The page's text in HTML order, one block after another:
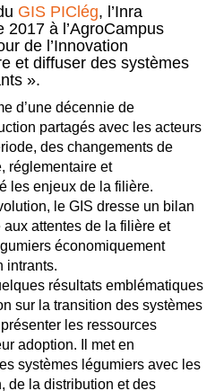
GIS PIClég, l’Inra
à l’AgroCampus
de l’Innovation
et diffuser des systèmes
».
d’une décennie de
partagés avec les acteurs
des changements de
réglementaire et
les enjeux de la filière.
le GIS dresse un bilan
attentes de la filière et
économiquement
intrants.
résultats emblématiques
sur la transition des systèmes
les ressources
adoption. Il met en
systèmes légumiers avec les
de la distribution et des